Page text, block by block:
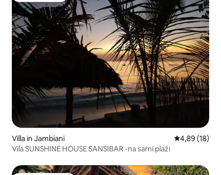
Villa in Jambiani
4,89 (18)
Vila SUNSHINE HOUSE SANSIBAR -na sami plaži